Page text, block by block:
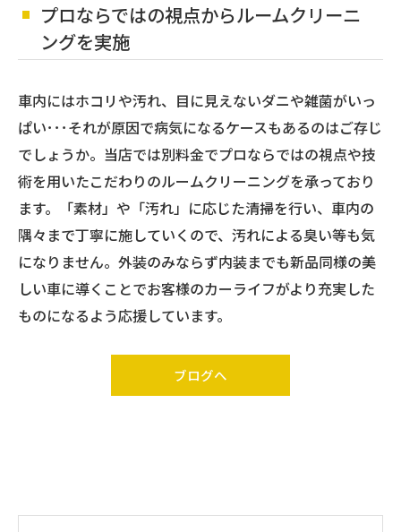
プロならではの視点からルームクリーニ
ングを実施
車内にはホコリや汚れ、目に見えないダニや雑菌がいっ
ぱい･･･それが原因で病気になるケースもあるのはご存じ
でしょうか。当店では別料金でプロならではの視点や技
術を用いたこだわりのルームクリーニングを承っており
ます。「素材」や「汚れ」に応じた清掃を行い、車内の
隅々まで丁寧に施していくので、汚れによる臭い等も気
になりません。外装のみならず内装までも新品同様の美
しい車に導くことでお客様のカーライフがより充実した
ものになるよう応援しています。
ブログへ